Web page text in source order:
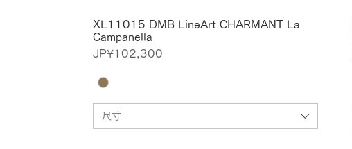
XL11015 DMB LineArt CHARMANT La
Campanella
價格
JP¥102,300
尺寸